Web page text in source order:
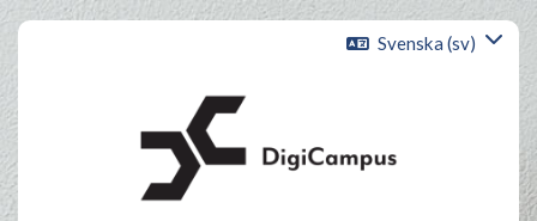
Gå direkt till huvudinnehåll
Svenska ‎(sv)‎